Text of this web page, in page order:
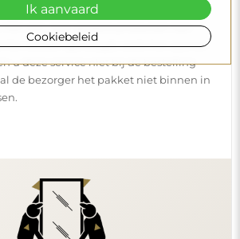
(voor afmetingen tot 80×120 cm of
100 cm). Voor grotere producten kan
worden gevraagd, zoals het openen
u deze service niet bij de bestelling
de bezorger het pakket niet binnen in
Cookiebeleid
Ik aanvaard